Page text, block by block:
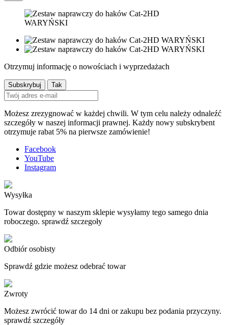
Otrzymuj informację o nowościach i wyprzedażach
Możesz zrezygnować w każdej chwili. W tym celu należy odnaleźć
szczegóły w naszej informacji prawnej. Każdy nowy subskrybent
otrzymuje rabat 5% na pierwsze zamówienie!
Facebook
YouTube
Instagram
Wysyłka
Towar dostępny w naszym sklepie wysyłamy tego samego dnia
roboczego. sprawdź szczegoły
Odbiór osobisty
Sprawdź gdzie możesz odebrać towar
Zwroty
Możesz zwrócić towar do 14 dni or zakupu bez podania przyczyny.
sprawdź szczegóły